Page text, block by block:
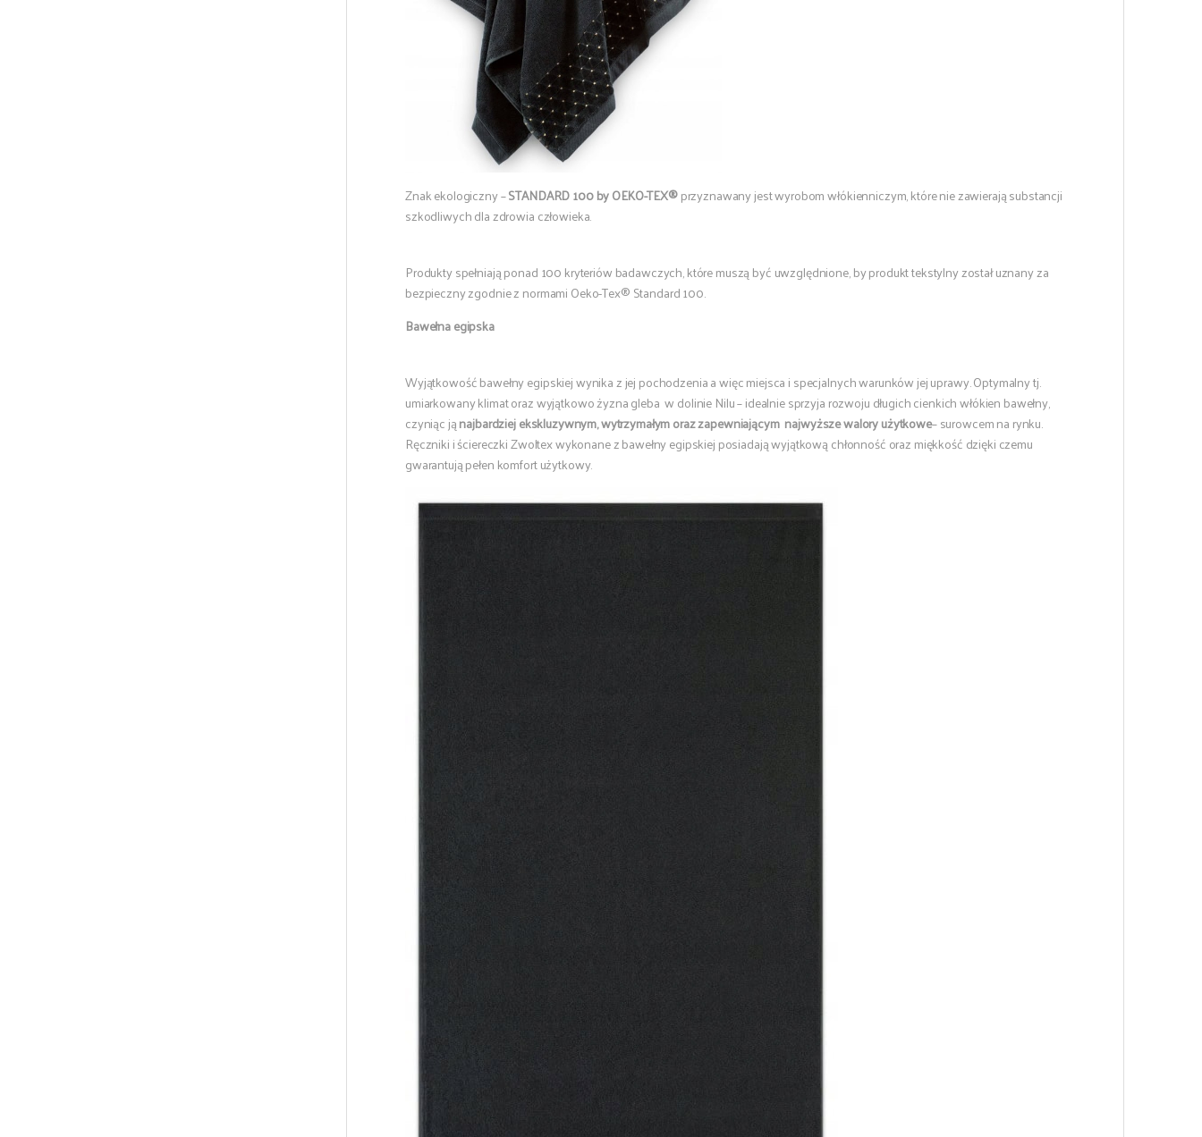
Znak ekologiczny –STANDARD 100 by OEKO-TEX®przyznawany jest wyrobom włókienniczym, które nie zawierają substancji
szkodliwych dla zdrowia człowieka.
Produkty spełniają ponad 100 kryteriów badawczych, które muszą być uwzględnione, by produkt tekstylny został uznany za
bezpieczny zgodnie z normami Oeko-Tex® Standard 100.
Bawełna egipska
Wyjątkowość bawełny egipskiej wynika z jej pochodzenia a więc miejsca i specjalnych warunków jej uprawy. Optymalny tj.
umiarkowany klimat oraz wyjątkowo żyzna gleba w dolinie Nilu – idealnie sprzyja rozwoju długich cienkich włókien bawełny,
czyniąc jąnajbardziej ekskluzywnym, wytrzymałym oraz zapewniającym najwyższe walory użytkowe– surowcem na rynku.
Ręczniki i ściereczki Zwoltex wykonane z bawełny egipskiej posiadają wyjątkową chłonność oraz miękkość dzięki czemu
gwarantują pełen komfort użytkowy.